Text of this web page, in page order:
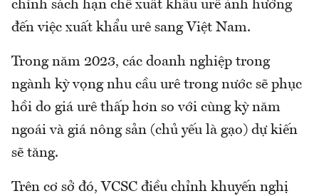
chính sách hạn chế xuất khẩu urê ảnh hưởng
đến việc xuất khẩu urê sang Việt Nam.
Trong năm 2023, các doanh nghiệp trong
ngành kỳ vọng nhu cầu urê trong nước sẽ phục
hồi do giá urê thấp hơn so với cùng kỳ năm
ngoái và giá nông sản (chủ yếu là gạo) dự kiến
sẽ tăng.
Trên cơ sở đó, VCSC điều chỉnh khuyến nghị